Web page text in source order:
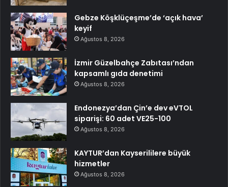
Gebze Köşklüçeşme’de ‘açık hava’
keyif
Ağustos 8, 2026
İzmir Güzelbahçe Zabıtası’ndan
kapsamlı gıda denetimi
Ağustos 8, 2026
Endonezya’dan Çin’e dev eVTOL
siparişi: 60 adet VE25-100
Ağustos 8, 2026
KAYTUR’dan Kayserililere büyük
hizmetler
Ağustos 8, 2026